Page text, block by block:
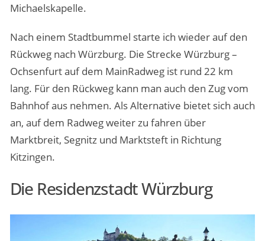
Michaelskapelle.
Nach einem Stadtbummel starte ich wieder auf den
Rückweg nach Würzburg. Die Strecke Würzburg –
Ochsenfurt auf dem MainRadweg ist rund 22 km
lang. Für den Rückweg kann man auch den Zug vom
Bahnhof aus nehmen. Als Alternative bietet sich auch
an, auf dem Radweg weiter zu fahren über
Marktbreit, Segnitz und Marktsteft in Richtung
Kitzingen.
Die Residenzstadt Würzburg